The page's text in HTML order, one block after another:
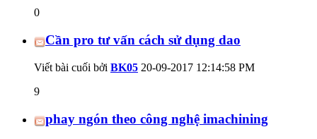
0
Cần pro tư vấn cách sử dụng dao
Viết bài cuối bởi BK05 20-09-2017 12:14:58 PM
9
phay ngón theo công nghệ imachining